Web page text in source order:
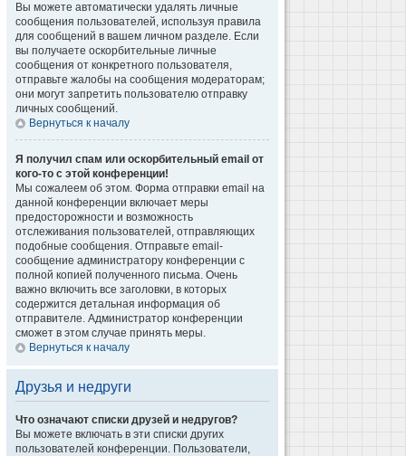
Вы можете автоматически удалять личные
сообщения пользователей, используя правила
для сообщений в вашем личном разделе. Если
вы получаете оскорбительные личные
сообщения от конкретного пользователя,
отправьте жалобы на сообщения модераторам;
они могут запретить пользователю отправку
личных сообщений.
Вернуться к началу
Я получил спам или оскорбительный email от
кого-то с этой конференции!
Мы сожалеем об этом. Форма отправки email на
данной конференции включает меры
предосторожности и возможность
отслеживания пользователей, отправляющих
подобные сообщения. Отправьте email-
сообщение администратору конференции с
полной копией полученного письма. Очень
важно включить все заголовки, в которых
содержится детальная информация об
отправителе. Администратор конференции
сможет в этом случае принять меры.
Вернуться к началу
Друзья и недруги
Что означают списки друзей и недругов?
Вы можете включать в эти списки других
пользователей конференции. Пользователи,